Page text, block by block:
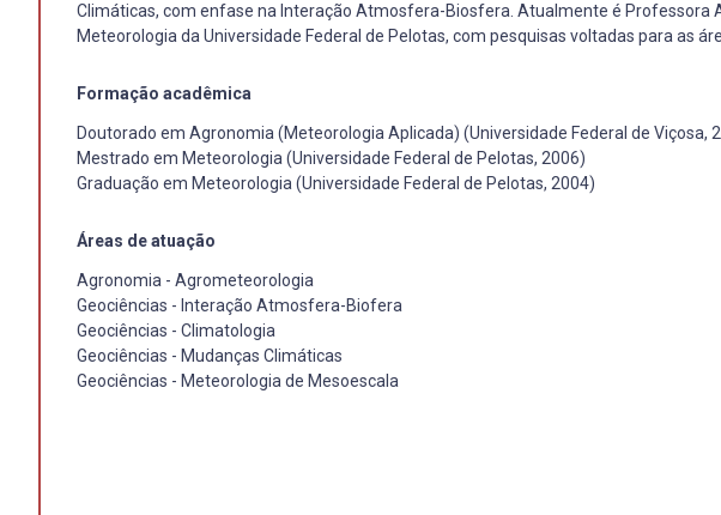
Climáticas, com enfase na Interação Atmosfera-Biosfera. Atualmente é Professora
Meteorologia da Universidade Federal de Pelotas, com pesquisas voltadas para as
Formação acadêmica
Doutorado em Agronomia (Meteorologia Aplicada) (Universidade Federal de Viçosa,
Mestrado em Meteorologia (Universidade Federal de Pelotas, 2006)
Graduação em Meteorologia (Universidade Federal de Pelotas, 2004)
Áreas de atuação
Agronomia - Agrometeorologia
Geociências - Interação Atmosfera-Biofera
Geociências - Climatologia
Geociências - Mudanças Climáticas
Geociências - Meteorologia de Mesoescala